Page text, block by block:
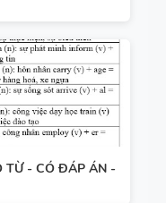
TỪ - CÓ ĐÁP ÁN -